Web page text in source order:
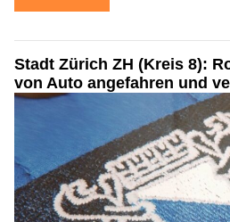
Stadt Zürich ZH (Kreis 8):
von Auto angefahren und